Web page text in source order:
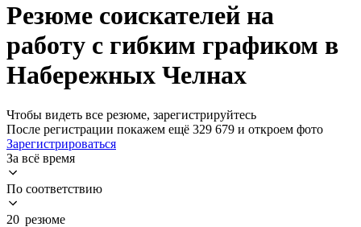
Резюме соискателей на
работу с гибким графиком в
Набережных Челнах
Чтобы видеть все резюме, зарегистрируйтесь
После регистрации покажем ещё 329 679 и откроем фото
Зарегистрироваться
За всё время
По соответствию
20 резюме